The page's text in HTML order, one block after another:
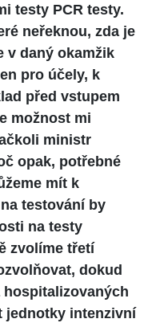
testy PCR testy.
neřeknou, zda je
v daný okamžik
pro účely, k
před vstupem
možnost mi
ministr
opak, potřebné
mít k
testování by
na testy
zvolíme třetí
dokud
hospitalizovaných
jednotky intenzivní